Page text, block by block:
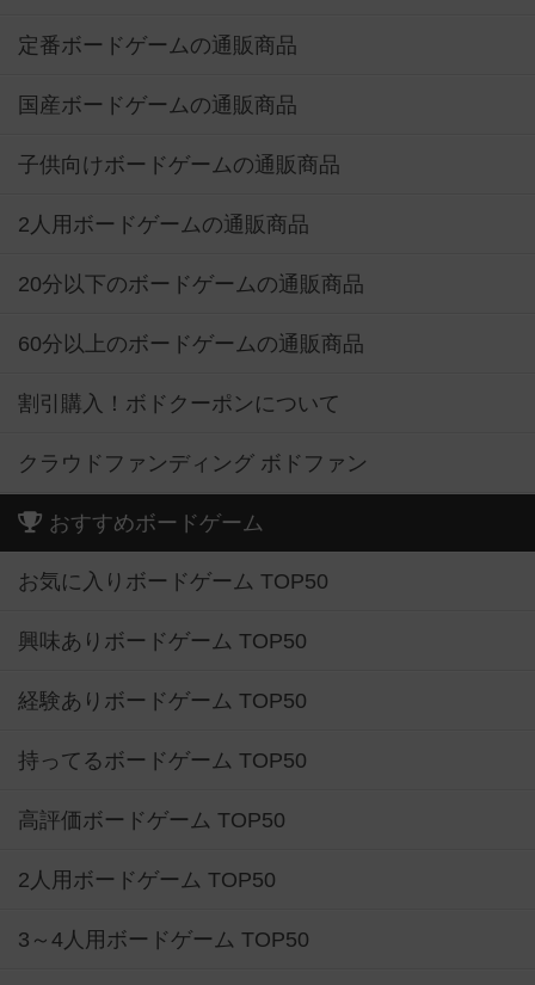
定番ボードゲームの通販商品
国産ボードゲームの通販商品
子供向けボードゲームの通販商品
2人用ボードゲームの通販商品
20分以下のボードゲームの通販商品
60分以上のボードゲームの通販商品
割引購入！ボドクーポンについて
クラウドファンディング ボドファン
おすすめボードゲーム
お気に入りボードゲーム TOP50
興味ありボードゲーム TOP50
経験ありボードゲーム TOP50
持ってるボードゲーム TOP50
高評価ボードゲーム TOP50
2人用ボードゲーム TOP50
3～4人用ボードゲーム TOP50